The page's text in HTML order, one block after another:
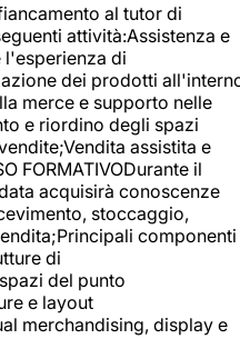
al tutor di
attività:Assistenza e
l'esperienza di
dei prodotti
merce e supporto nelle
e riordino degli spazi
assistita e
FORMATIVODurante il
acquisirà conoscenze
stoccaggio,
componenti
di
del punto
e layout
merchandising, display e